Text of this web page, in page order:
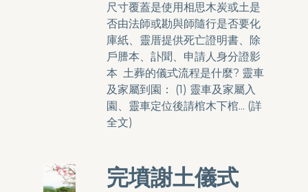
尺寸覆蓋是使用相思木炭或土是
否由法師或勘與師隨行是否要化
庫紙、靈厝提供死亡證明書、除
戶謄本、訃聞、申請人身分證影
本 土葬的儀式流程是什麼? 靈車
及家屬到園： (1) 靈車及家屬入
園、靈車定位後請棺木下棺... (詳
全文)
完墳謝土儀式